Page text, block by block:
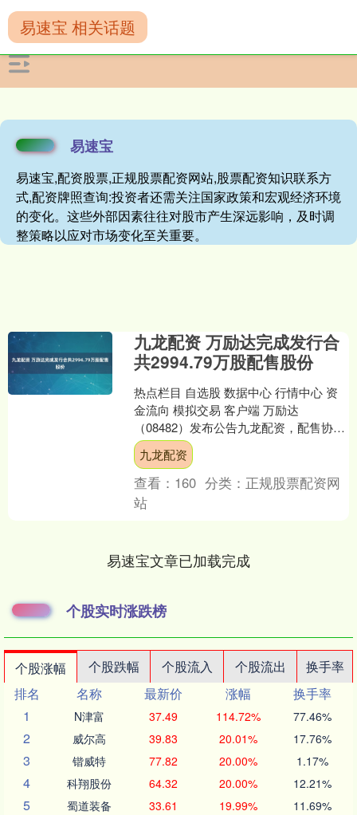
易速宝
易速宝,配资股票,正规股票配资网站,股票配资知识联系方
式,配资牌照查询:投资者还需关注国家政策和宏观经济环境
的变化。这些外部因素往往对股市产生深远影响，及时调
整策略以应对市场变化至关重要。
易速宝 相关话题
九龙配资 万励达完成发行合
共2994.79万股配售股份
热点栏目 自选股 数据中心 行情中心 资
金流向 模拟交易 客户端 万励达
（08482）发布公告九龙配资，配售协议
所载的所有先决条件已获达成，而完成
配售事项（完成....
九龙配资
查看： 160 分类： 正规股票配资网
站
易速宝文章已加载完成
个股实时涨跌榜
个股涨幅 个股跌幅 个股流入 个股流出
换手率
排名
名称 最新价 涨幅
换手率
1
N津富 37.49 114.72% 77.46%
2 威尔高 39.83 20.01% 17.76%
3 锴威特 77.82 20.00% 1.17%
4 科翔股份 64.32 20.00% 12.21%
5 蜀道装备 33.61 19.99% 11.69%